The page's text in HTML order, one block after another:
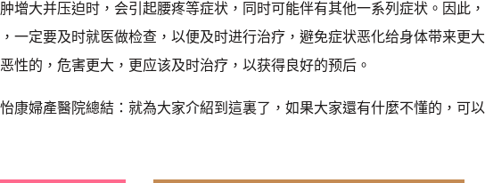
增大并压迫时，会引起腰疼等症状，同时可能伴有其他一系列症状。因此，
一定要及时就医做检查，以便及时进行治疗，避免症状恶化给身体带来更大
性的，危害更大，更应该及时治疗，以获得良好的预后。
康婦產醫院總結：就為大家介紹到這裏了，如果大家還有什麼不懂的，可以